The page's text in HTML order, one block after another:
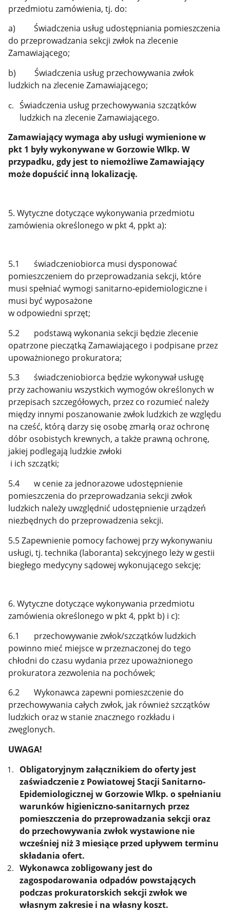
przedmiotu zamówienia, tj. do:
a) Świadczenia usług udostępniania pomieszczenia
do przeprowadzania sekcji zwłok na zlecenie
Zamawiającego;
b) Świadczenia usług przechowywania zwłok
ludzkich na zlecenie Zamawiającego;
Świadczenia usług przechowywania szczątków
ludzkich na zlecenie Zamawiającego.
Zamawiający wymaga aby usługi wymienione w
pkt 1 były wykonywane w Gorzowie Wlkp. W
przypadku, gdy jest to niemożliwe Zamawiający
może dopuścić inną lokalizację.
5. Wytyczne dotyczące wykonywania przedmiotu
zamówienia określonego w pkt 4, ppkt a):
5.1 świadczeniobiorca musi dysponować
pomieszczeniem do przeprowadzania sekcji, które
musi spełniać wymogi sanitarno-epidemiologiczne i
musi być wyposażone
w odpowiedni sprzęt;
5.2 podstawą wykonania sekcji będzie zlecenie
opatrzone pieczątką Zamawiającego i podpisane przez
upoważnionego prokuratora;
5.3 świadczeniobiorca będzie wykonywał usługę
przy zachowaniu wszystkich wymogów określonych w
przepisach szczegółowych, przez co rozumieć należy
między innymi poszanowanie zwłok ludzkich ze względu
na cześć, którą darzy się osobę zmarłą oraz ochronę
dóbr osobistych krewnych, a także prawną ochronę,
jakiej podlegają ludzkie zwłoki
i ich szczątki;
5.4 w cenie za jednorazowe udostępnienie
pomieszczenia do przeprowadzania sekcji zwłok
ludzkich należy uwzględnić udostępnienie urządzeń
niezbędnych do przeprowadzenia sekcji.
5.5 Zapewnienie pomocy fachowej przy wykonywaniu
usługi, tj. technika (laboranta) sekcyjnego leży w gestii
biegłego medycyny sądowej wykonującego sekcję;
6. Wytyczne dotyczące wykonywania przedmiotu
zamówienia określonego w pkt 4, ppkt b) i c):
6.1 przechowywanie zwłok/szczątków ludzkich
powinno mieć miejsce w przeznaczonej do tego
chłodni do czasu wydania przez upoważnionego
prokuratora zezwolenia na pochówek;
6.2 Wykonawca zapewni pomieszczenie do
przechowywania całych zwłok, jak również szczątków
ludzkich oraz w stanie znacznego rozkładu i
zwęglonych.
UWAGA!
Obligatoryjnym załącznikiem do oferty jest
zaświadczenie z Powiatowej Stacji Sanitarno-
Epidemiologicznej w Gorzowie Wlkp. o spełnianiu
warunków higieniczno-sanitarnych przez
pomieszczenia do przeprowadzania sekcji oraz
do przechowywania zwłok wystawione nie
wcześniej niż 3 miesiące przed upływem terminu
składania ofert.
Wykonawca zobligowany jest do
zagospodarowania odpadów powstających
podczas prokuratorskich sekcji zwłok we
własnym zakresie i na własny koszt.